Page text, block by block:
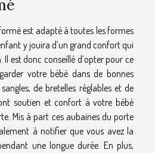
est adapté à toutes les formes
y jouira d’un grand confort qui
est donc conseillé d’opter pour ce
votre bébé dans de bonnes
de bretelles réglables et de
soutien et confort à votre bébé
Mis à part ces aubaines du porte
à notifier que vous avez la
une longue durée. En plus,